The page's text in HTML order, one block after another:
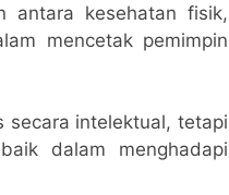
antara kesehatan fisik,
mencetak pemimpin
secara intelektual, tetapi
dalam menghadapi